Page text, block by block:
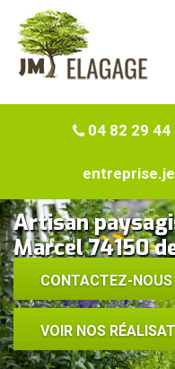
04 82 29 44
Artisan
Marcel 74150
CONTACTEZ-NOUS
VOIR NOS